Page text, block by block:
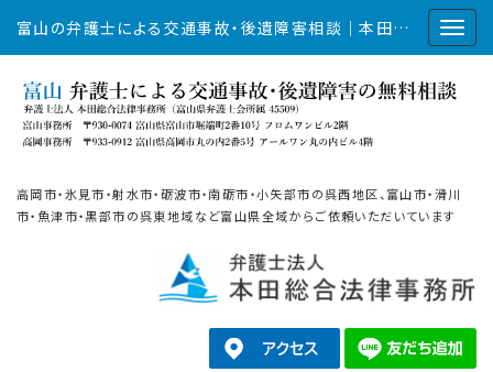
富山の弁護士による交通事故・後遺障害相談｜本田総合法律事務所
高岡市・氷見市・射水市・砺波市・南砺市・小矢部市の呉西地区、富山市・滑川
市・魚津市・黒部市の呉東地域など富山県全域からご依頼いただいています